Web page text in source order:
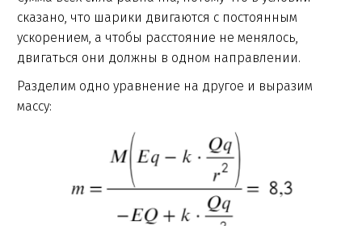
сказано, что шарики двигаются с постоянным
ускорением, а чтобы расстояние не менялось,
двигаться они должны в одном направлении.
Разделим одно уравнение на другое и выразим
массу: